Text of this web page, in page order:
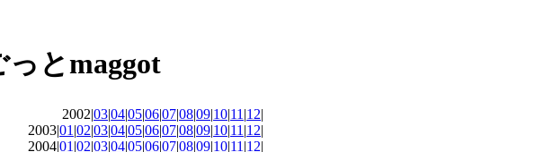
2002|03|04|05|06|07|08|09|10|11 |12|
2003|01 |02|03|04|05|06|07|08|09|10|11 |12|
2004|01 |02|03|04|05|06|07|08|09|10|11 |12|